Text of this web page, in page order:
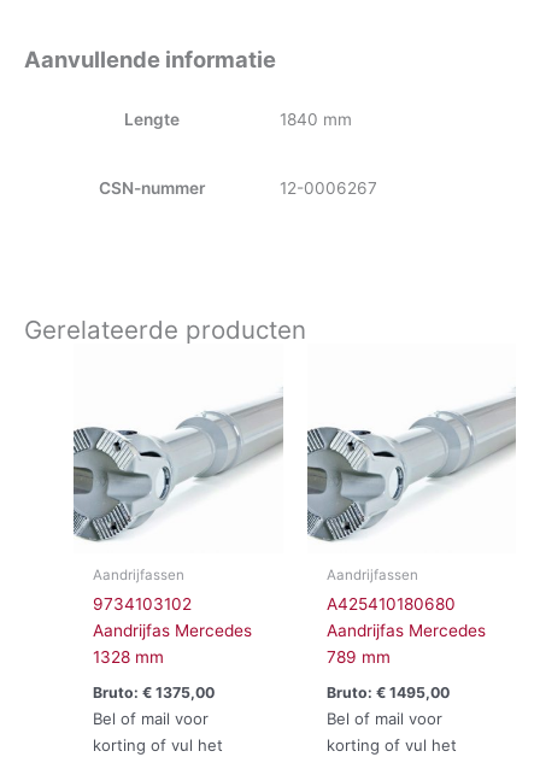
Aanvullende informatie
Lengte 1840 mm
CSN-nummer 12-0006267
Gerelateerde producten
Aandrijfassen
9734103102
Aandrijfas Mercedes
1328 mm
Bruto:€ 1375,00
Bel of mail voor
korting of vul het
Aandrijfassen
A425410180680
Aandrijfas Mercedes
789 mm
Bruto: €1495,00
Bel of mail voor
korting of vul het